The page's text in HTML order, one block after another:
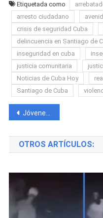
Etiquetada como
arresto ciudadano
crisis de seguridad Cuba
delincuencia en Santiago de
inseguridad en cuba
justicia comunitaria
Noticias de Cuba Hoy
Santiago de Cuba
Navegación
de
entradas
Jóvenes cubanos protagonizan pelea en Miami por un viaje en Uber
OTROS ARTÍCULOS: